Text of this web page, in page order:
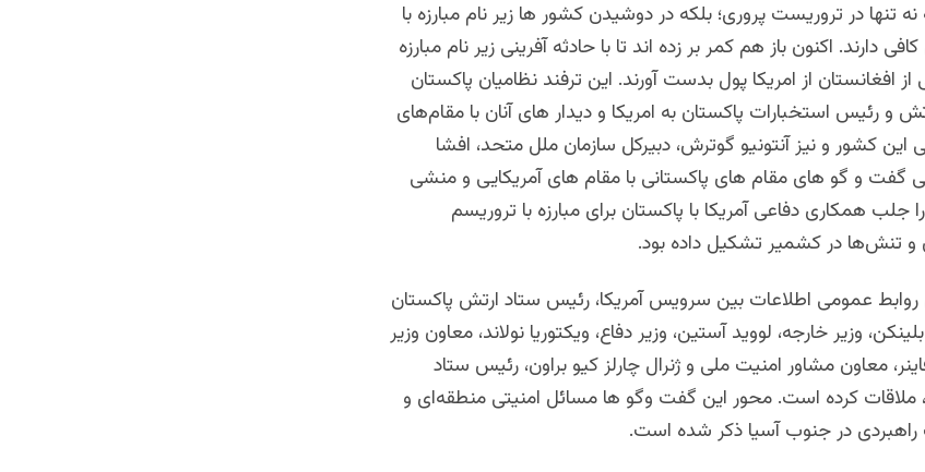
تنها در تروریست پروری؛ بلکه در دوشیدن کشور ها زیر نام مبارزه با
دارند. اکنون باز هم کمر بر زده اند تا با حادثه آفرینی زیر نام مبارزه
افغانستان از امریکا پول بدست آورند. این ترفند نظامیان پاکستان
رئیس استخبارات پاکستان به امریکا و دیدار های آنان با مقام‌های
این کشور و نیز آنتونیو گوترش، دبیرکل سازمان ملل متحد، افشا
گفت و گو های مقام های پاکستانی با مقام های آمریکایی و منشی
همکاری دفاعی آمریکا با پاکستان برای مبارزه با تروریسم
و تنش‌ها در کشمیر تشکیل داده بود.
عمومی اطلاعات بین سرویس آمریکا، رئیس ستاد ارتش پاکستان
وزیر خارجه، لووید آستین، وزیر دفاع، ویکتوریا نولاند، معاون وزیر
معاون مشاور امنیت ملی و ژنرال چارلز کیو براون، رئیس ستاد
ملاقات کرده است. محور این گفت و‌گو ها مسائل امنیتی منطقه‌ای و
راهبردی در جنوب آسیا ذکر شده است.